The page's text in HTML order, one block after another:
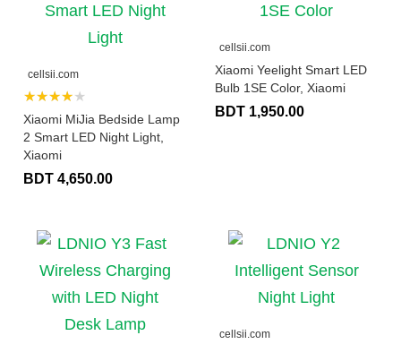
cellsii.com
★★★★★
Xiaomi MiJia Bedside Lamp
2 Smart LED Night Light,
Xiaomi
BDT 4,650.00
cellsii.com
Xiaomi Yeelight Smart LED
Bulb 1SE Color, Xiaomi
BDT 1,950.00
cellsii.com